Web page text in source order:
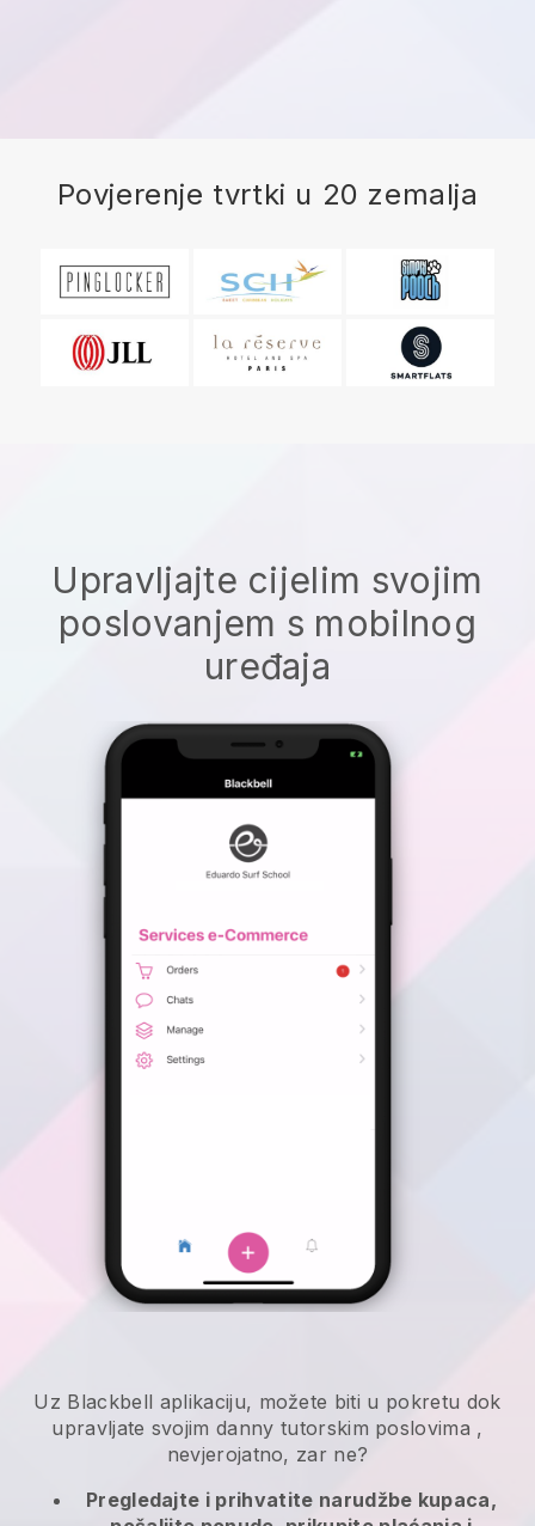
Povjerenje tvrtki u 20 zemalja
Upravljajte cijelim svojim
poslovanjem s mobilnog
uređaja
Uz Blackbell aplikaciju, možete biti u pokretu dok
upravljate svojim danny tutorskim poslovima ,
nevjerojatno, zar ne?
Pregledajte i prihvatite narudžbe kupaca,